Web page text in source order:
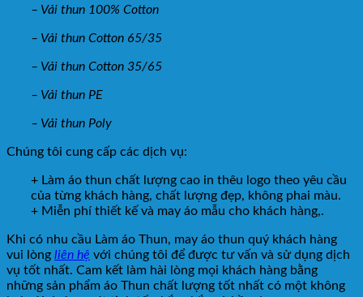
– Vải thun 100% Cotton
– Vải thun Cotton 65/35
– Vải thun Cotton 35/65
– Vải thun PE
– Vải thun Poly
Chúng tôi cung cấp các dịch vụ:
+ Làm áo thun chất lượng cao in thêu logo theo yêu cầu
của từng khách hàng, chất lượng đẹp, không phai màu.
+ Miễn phí thiết kế và may áo mẫu cho khách hàng,.
Khi có nhu cầu Làm áo Thun, may áo thun quý khách hàng
vui lòng liên hệ với chúng tôi để được tư vấn và sử dụng dịch
vụ tốt nhất. Cam kết làm hài lòng mọi khách hàng bằng
những sản phẩm áo Thun chất lượng tốt nhất có một không